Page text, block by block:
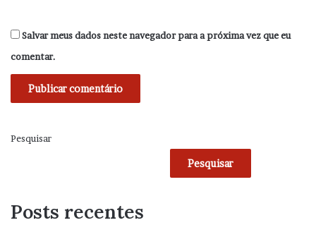
Salvar meus dados neste navegador para a próxima vez que eu
comentar.
Pesquisar
Pesquisar
Posts recentes